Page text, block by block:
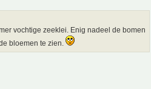
vochtige zeeklei. Enig nadeel de bomen
bloemen te zien.